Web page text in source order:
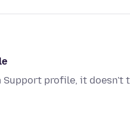
Support profile, it